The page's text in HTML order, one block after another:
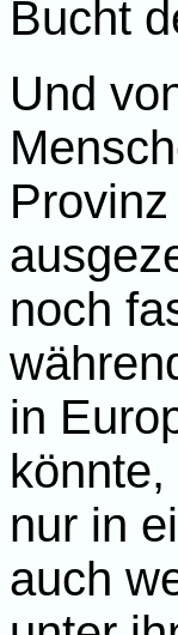
Bucht
Und
noch
in
nur in
auch